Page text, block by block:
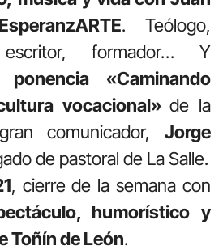
. Teólogo,
escritor, formador… Y
ponencia «Caminando
vocacional»de la
comunicador, Jorge
de pastoral de La Salle.
, cierre de la semana con
humorístico y
Toñín de León.